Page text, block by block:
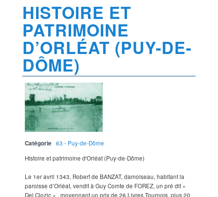
HISTOIRE ET
PATRIMOINE
D’ORLÉAT (PUY-DE-
DÔME)
Catégorie
63 - Puy-de-Dôme
Histoire et patrimoine d'Orléat (Puy-de-Dôme)
Le 1er avril 1343, Robert de BANZAT, damoiseau, habitant la
paroisse d’Orléat, vendit à Guy Comte de FOREZ, un pré dit »
Del Clozic « , moyennant un prix de 26 Livres Tournois, plus 20